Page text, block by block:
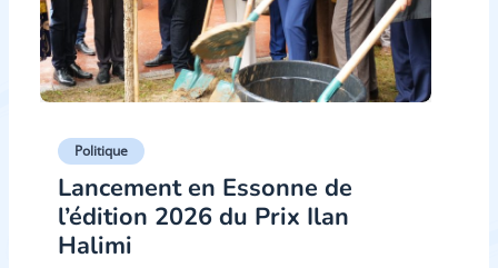
Politique
Lancement en Essonne de
l’édition 2026 du Prix Ilan
Halimi